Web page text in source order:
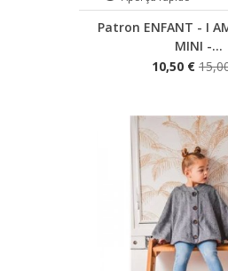
Patron ENFANT - I
MINI -...
10,50 €